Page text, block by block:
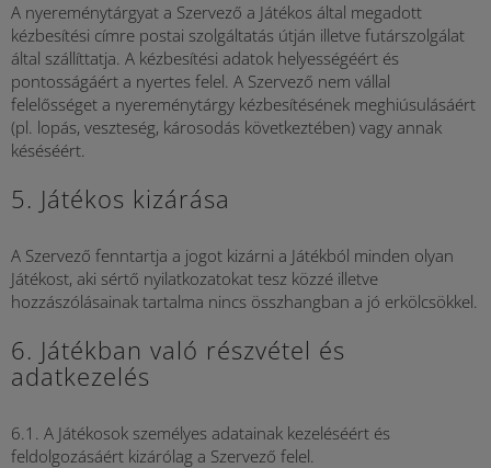
A nyereménytárgyat a Szervező a Játékos által megadott
kézbesítési címre postai szolgáltatás útján illetve futárszolgálat
által szállíttatja. A kézbesítési adatok helyességéért és
pontosságáért a nyertes felel. A Szervező nem vállal
felelősséget a nyereménytárgy kézbesítésének meghiúsulásáért
(pl. lopás, veszteség, károsodás következtében) vagy annak
késéséért.
5. Játékos kizárása
A Szervező fenntartja a jogot kizárni a Játékból minden olyan
Játékost, aki sértő nyilatkozatokat tesz közzé illetve
hozzászólásainak tartalma nincs összhangban a jó erkölcsökkel.
6. Játékban való részvétel és
adatkezelés
6.1. A Játékosok személyes adatainak kezeléséért és
feldolgozásáért kizárólag a Szervező felel.